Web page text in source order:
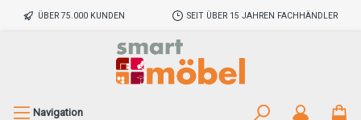
ÜBER 75.000 KUNDEN SEIT ÜBER 15 JAHREN FACHHÄNDLER
Navigation